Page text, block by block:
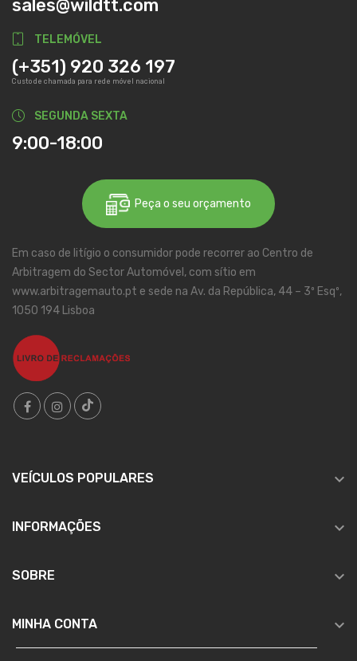
sales@wildtt.com
TELEMÓVEL
(+351) 920 326 197
Custo de chamada para rede móvel nacional
SEGUNDA SEXTA
9:00-18:00
Peça o seu orçamento
Em caso de litígio o consumidor pode recorrer ao Centro de
Arbitragem do Sector Automóvel, com sítio em
www.arbitragemauto.pt e sede na Av. da República, 44 – 3º Esqº,
1050 194 Lisboa
VEÍCULOS POPULARES 
INFORMAÇÕES 
SOBRE 
MINHA CONTA 